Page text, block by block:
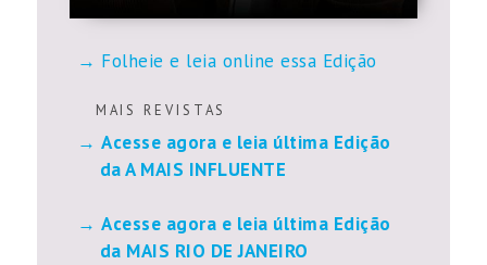
Folheie e leia online essa Edição
M A I S R E V I S T A S
Acesse agora e leia última Edição
da A MAIS INFLUENTE
Acesse agora e leia última Edição
da MAIS RIO DE JANEIRO